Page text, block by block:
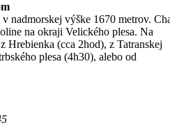
v nadmorskej výške 1670 metrov.
na okraji Velického plesa. Na
Hrebienka (cca 2hod), z Tatranskej
plesa (4h30), alebo od